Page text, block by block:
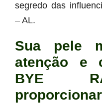
segredo das
– AL.
Sua pele
atenção e
BYE